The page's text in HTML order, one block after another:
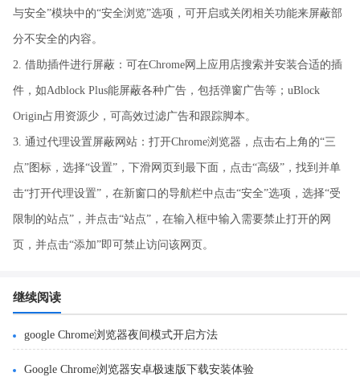
与安全”模块中的“安全浏览”选项，可开启或关闭相关功能来屏蔽部
分不安全的内容。
2. 借助插件进行屏蔽：可在Chrome网上应用店搜索并安装合适的插
件，如Adblock Plus能屏蔽各种广告，包括弹窗广告等；uBlock
Origin占用资源少，可高效过滤广告和跟踪脚本。
3. 通过代理设置屏蔽网站：打开Chrome浏览器，点击右上角的“三
点”图标，选择“设置”，下滑网页到最下面，点击“高级”，找到并单
击“打开代理设置”，在新窗口的导航栏中点击“安全”选项，选择“受
限制的站点”，并点击“站点”，在输入框中输入需要禁止打开的网
页，并点击“添加”即可禁止访问该网页。
继续阅读
google Chrome浏览器夜间模式开启方法
Google Chrome浏览器安卓极速版下载安装体验